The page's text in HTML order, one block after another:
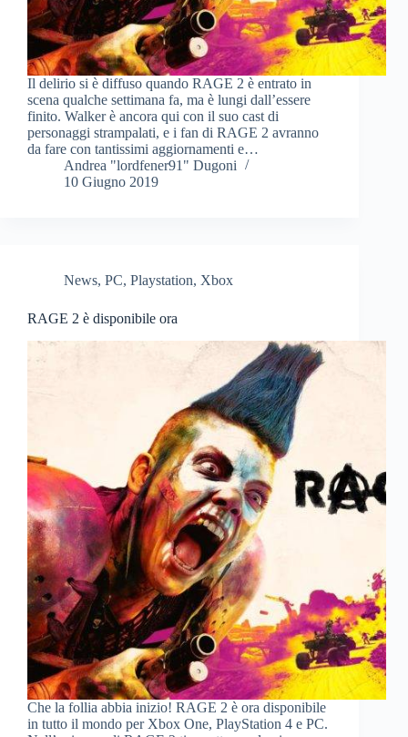
Il delirio si è diffuso quando RAGE 2 è entrato in
scena qualche settimana fa, ma è lungi dall’essere
finito. Walker è ancora qui con il suo cast di
personaggi strampalati, e i fan di RAGE 2 avranno
da fare con tantissimi aggiornamenti e…
Andrea "lordfener91" Dugoni
10 Giugno 2019
News, PC, Playstation, Xbox
RAGE 2 è disponibile ora
Che la follia abbia inizio! RAGE 2 è ora disponibile
in tutto il mondo per Xbox One, PlayStation 4 e PC.